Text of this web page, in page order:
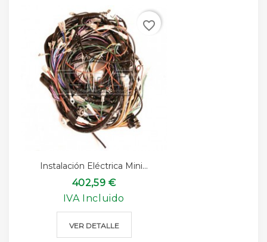
Instalación Eléctrica Mini...
402,59 €
IVA Incluido
VER DETALLE
favorite_border